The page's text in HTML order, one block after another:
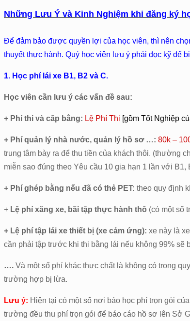
Những Lưu Ý và Kinh Nghiệm khi đăng ký
Để đảm bảo được quyền lợi của học viên, thì nên
thuyết thực hành. Quý học viên lưu ý phải đọc kỹ để
1. Học phí lái xe B1, B2 và C.
Học viên cần lưu ý các vấn đề sau:
+ Phí thi và cấp bằng: Lệ Phí Thi [gồm Tốt Nghiệp
+ Phí quản lý nhà nước, quản lý hồ sơ …: 80k –
trung tâm bày ra để thu tiền của khách thôi. (thường
miễn sao đúng theo Yêu cầu 10 gia hạn 1 lần với B1,
+ Phí ghép bằng nếu đã có thẻ PET: theo quy định
+ Lệ phí xăng xe, bãi tập thực hành thô (có một số
+ Lệ phí tập lái xe thiết bị (xe cảm ứng): xe này là
cần phải tập trước khi thi bằng lái nếu không 99% sẽ
…. Và một số phí khác thực chất là không có trong
trường hợp bị lừa.
Lưu ý: Hiện tại có một số nơi báo học phí trọn gói
trường đều thu phí trọn gói để báo cáo hồ sơ lên Sở